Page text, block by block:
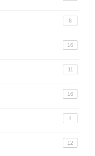
8
16
11
16
4
12